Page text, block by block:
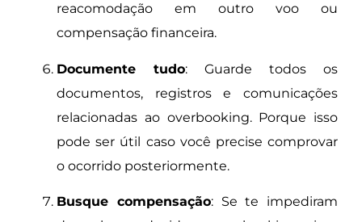
reacomodação em outro voo ou
compensação financeira.
Documente tudo: Guarde todos os
documentos, registros e comunicações
relacionadas ao overbooking. Porque isso
pode ser útil caso você precise comprovar
o ocorrido posteriormente.
Busque compensação: Se te impediram